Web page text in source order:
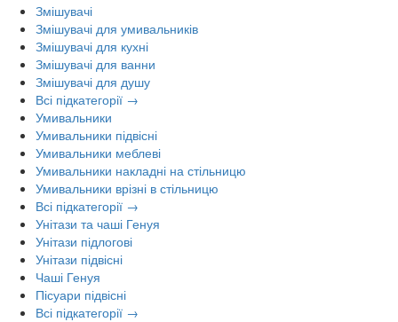
Змішувачі
Змішувачі для умивальників
Змішувачі для кухні
Змішувачі для ванни
Змішувачі для душу
Всі підкатегорії →
Умивальники
Умивальники підвісні
Умивальники меблеві
Умивальники накладні на стільницю
Умивальники врізні в стільницю
Всі підкатегорії →
Унітази та чаші Генуя
Унітази підлогові
Унітази підвісні
Чаші Генуя
Пісуари підвісні
Всі підкатегорії →